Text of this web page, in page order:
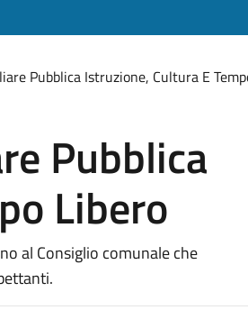
Pubblica Istruzione, Cultura E
Pubblica
Libero
al Consiglio comunale che